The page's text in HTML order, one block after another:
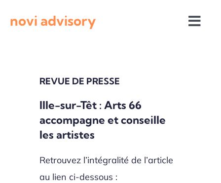
novi advisory
Actualités institutionnelles
Appels à projets
REVUE DE PRESSE
Ille-sur-Têt : Arts 66
accompagne et conseille
les artistes
Retrouvez l’intégralité de l’article
au lien ci-dessous :